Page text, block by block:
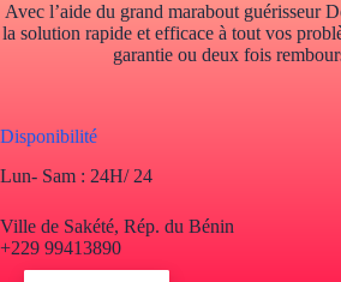
Avec l’aide du grand marabout guérisseur
la solution rapide et efficace à tout vos
garantie ou deux fois
Disponibilité
Lun- Sam : 24H/ 24
Ville de Sakété, Rép. du Bénin
+229 99413890